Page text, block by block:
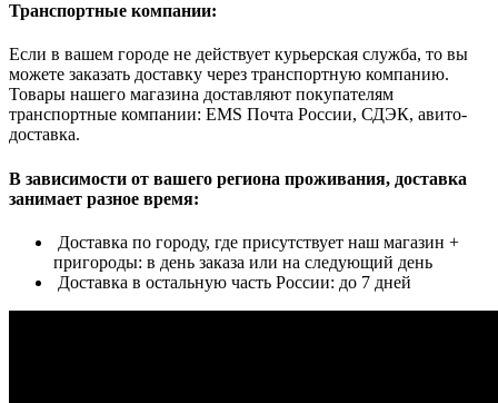
Транспортные компании:
Если в вашем городе не действует курьерская служба, то вы
можете заказать доставку через транспортную компанию.
Товары нашего магазина доставляют покупателям
транспортные компании: EMS Почта России, СДЭК, авито-
доставка.
В зависимости от вашего региона проживания, доставка
занимает разное время:
Доставка по городу, где присутствует наш магазин +
пригороды: в день заказа или на следующий день
Доставка в остальную часть России: до 7 дней